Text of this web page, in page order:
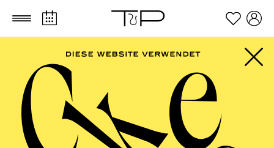
Zum Hauptinhalt springen Zum Footer springen
SCHAUSPIEL ESSEN